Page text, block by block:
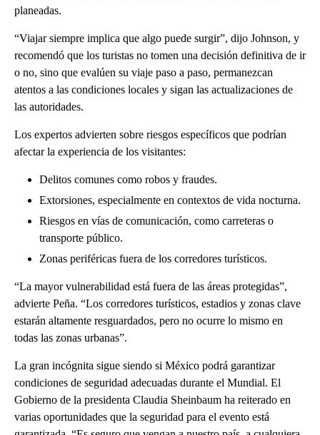
planeadas.
“Viajar siempre implica que algo puede surgir”, dijo Johnson, y
recomendó que los turistas no tomen una decisión definitiva de ir
o no, sino que evalúen su viaje paso a paso, permanezcan
atentos a las condiciones locales y sigan las actualizaciones de
las autoridades.
Los expertos advierten sobre riesgos específicos que podrían
afectar la experiencia de los visitantes:
Delitos comunes como robos y fraudes.
Extorsiones, especialmente en contextos de vida nocturna.
Riesgos en vías de comunicación, como carreteras o
transporte público.
Zonas periféricas fuera de los corredores turísticos.
“La mayor vulnerabilidad está fuera de las áreas protegidas”,
advierte Peña. “Los corredores turísticos, estadios y zonas clave
estarán altamente resguardados, pero no ocurre lo mismo en
todas las zonas urbanas”.
La gran incógnita sigue siendo si México podrá garantizar
condiciones de seguridad adecuadas durante el Mundial. El
Gobierno de la presidenta Claudia Sheinbaum ha reiterado en
varias oportunidades que la seguridad para el evento está